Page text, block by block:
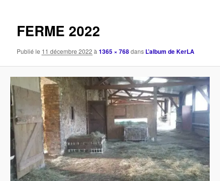
FERME 2022
Publié le 11 décembre 2022 à1365 × 768dans L’album de KerLA